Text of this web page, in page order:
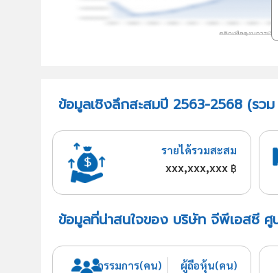
ข้อมูลเชิงลึกสะสมปี 2563-2568 (รว
รายได้รวมสะสม
xxx,xxx,xxx ฿
ข้อมูลที่น่าสนใจของ บริษัท จีพีเอสซี ศู
กรรมการ(คน) ผู้ถือหุ้น(คน)